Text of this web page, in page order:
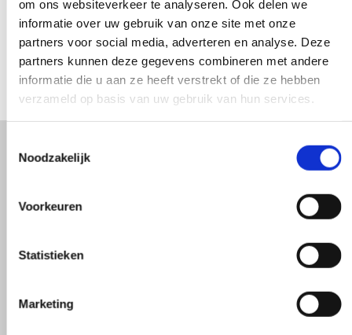
om ons websiteverkeer te analyseren. Ook delen we
informatie over uw gebruik van onze site met onze
partners voor social media, adverteren en analyse. Deze
partners kunnen deze gegevens combineren met andere
informatie die u aan ze heeft verstrekt of die ze hebben
verzameld op basis van uw gebruik van hun services.
Noodzakelijk
Voorkeuren
Statistieken
Marketing
DAJ NAM ZNAĆ
Jesteśmy zadowoleni z każdego
klienta. Najwyraźniej to uczucie
jest wzajemne. Średnio oceniają